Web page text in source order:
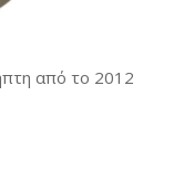
από το 2012